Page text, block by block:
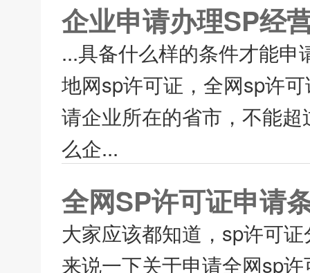
企业申请办理SP经
...具备什么样的条件才能
地网sp许可证，全网sp许
请企业所在的省市，不能
么企...
全网SP许可证申请
大家应该都知道，sp许可
来说一下关于申请全网sp